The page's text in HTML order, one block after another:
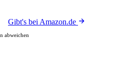
Gibt's bei Amazon.de
abweichen